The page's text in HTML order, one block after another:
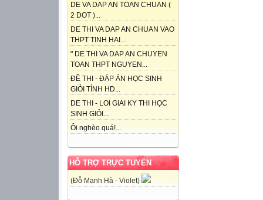
DE VA DAP AN TOAN CHUAN (
2 DOT )...
DE THI VA DAP AN CHUAN VAO
THPT TINH HAI...
" DE THI VA DAP AN CHUYEN
TOAN THPT NGUYEN...
ĐỀ THI - ĐÁP ÁN HỌC SINH
GIỎI TỈNH HD...
DE THI - LOI GIAI KY THI HỌC
SINH GIỎI...
Ôi nghèo quá!...
HỖ TRỢ TRỰC TUYẾN
(Đỗ Mạnh Hà - Violet)